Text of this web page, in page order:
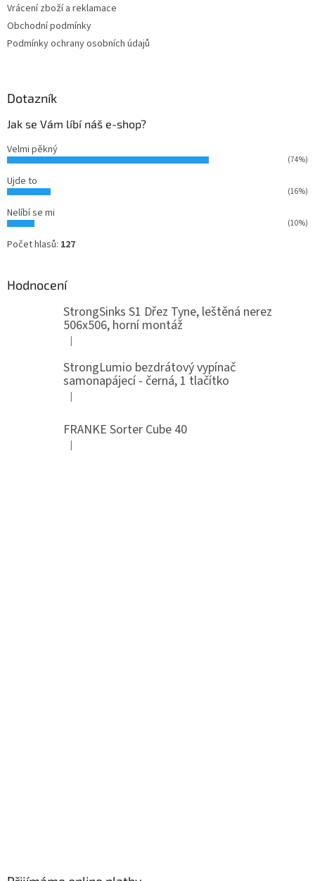
Vrácení zboží a reklamace
Obchodní podmínky
Podmínky ochrany osobních údajů
Dotazník
Jak se Vám líbí náš e-shop?
Velmi pěkný
(74%)
Ujde to
(16%)
Nelíbí se mi
(10%)
Počet hlasů: 127
Hodnocení
StrongSinks S1 Dřez Tyne, leštěná nerez
506x506, horní montáž
Hodnocení produktu je 5 z 5 hvězdiček.
|
StrongLumio bezdrátový vypínač
samonapájecí - černá, 1 tlačítko
Hodnocení produktu je 4 z 5 hvězdiček.
|
FRANKE Sorter Cube 40
Hodnocení produktu je 3 z 5 hvězdiček.
|